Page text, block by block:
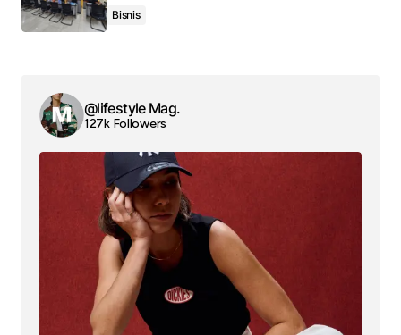
Bisnis
@lifestyle Mag.
127k Followers